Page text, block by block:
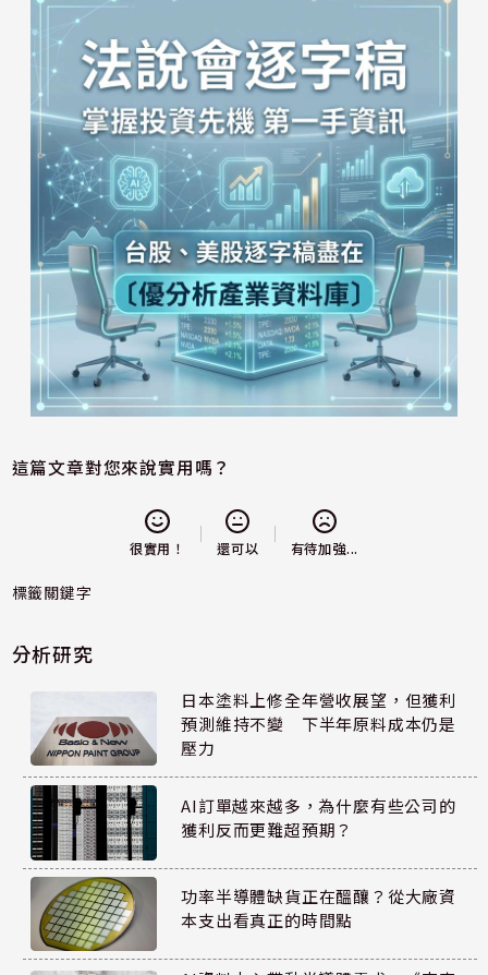
這篇文章對您來說實用嗎？
很實用！ 還可以 有待加強...
標籤關鍵字
分析研究
日本塗料上修全年營收展望，但獲利
預測維持不變 下半年原料成本仍是
壓力
AI訂單越來越多，為什麼有些公司的
獲利反而更難超預期？
功率半導體缺貨正在醞釀？從大廠資
本支出看真正的時間點